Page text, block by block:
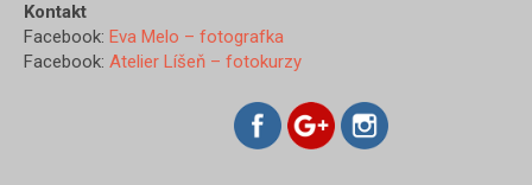
Kontakt
Facebook: Eva Melo – fotografka
Facebook: Atelier Líšeň – fotokurzy
https://www.evamelo.cz/nase-
chorvatsko/z97a1289">